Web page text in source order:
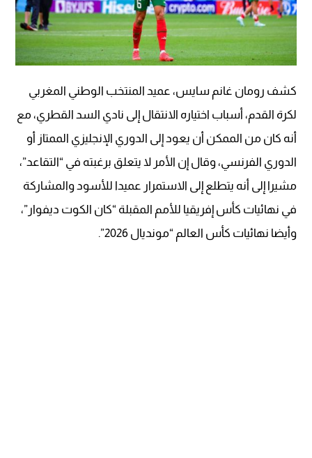
كشف رومان غانم سايس، عميد المنتخب الوطني المغربي
لكرة القدم، أسباب اختياره الانتقال إلى نادي السد القطري، مع
أنه كان من الممكن أن يعود إلى الدوري الإنجليزي الممتاز أو
الدوري الفرنسي، وقال إن الأمر لا يتعلق برغبته في “التقاعد”،
مشيرا إلى أنه يتطلع إلى الاستمرار عميدا للأسود والمشاركة
في نهائيات كأس إفريقيا للأمم المقبلة “كان الكوت ديفوار”،
وأيضا نهائيات كأس العالم “مونديال 2026”.